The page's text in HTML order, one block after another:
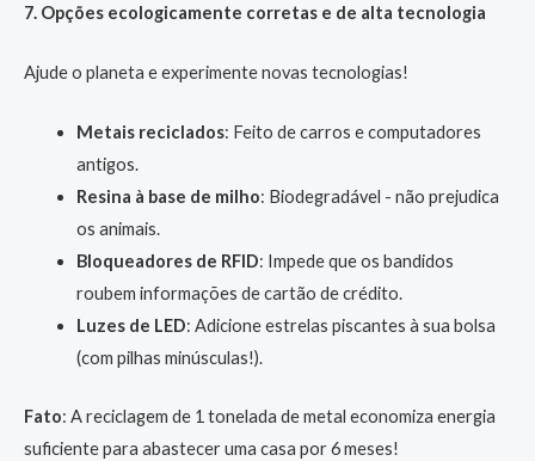
7. Opções ecologicamente corretas e de alta tecnologia
Ajude o planeta e experimente novas tecnologias!
Metais reciclados: Feito de carros e computadores
antigos.
Resina à base de milho: Biodegradável - não prejudica
os animais.
Bloqueadores de RFID: Impede que os bandidos
roubem informações de cartão de crédito.
Luzes de LED: Adicione estrelas piscantes à sua bolsa
(com pilhas minúsculas!).
Fato: A reciclagem de 1 tonelada de metal economiza energia
suficiente para abastecer uma casa por 6 meses!